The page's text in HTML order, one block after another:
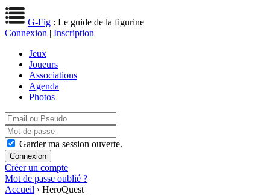
G-Fig : Le guide de la figurine
Connexion | Inscription
Jeux
Joueurs
Associations
Agenda
Photos
Garder ma session ouverte.
Créer un compte
Mot de passe oublié ?
Accueil › HeroQuest